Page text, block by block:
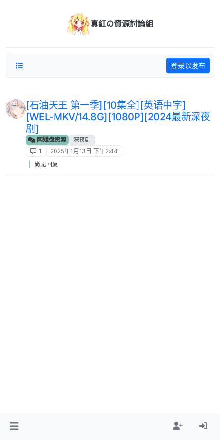
真紅の資源討論組
登录以发布
[石油天王 第一季][10集全][英语中字]
[WEL-MKV/14.8G][1080P][2024最新深夜
剧]
网赚盘资源
深夜剧
1
2025年1月13日 下午2:44
尚无回复